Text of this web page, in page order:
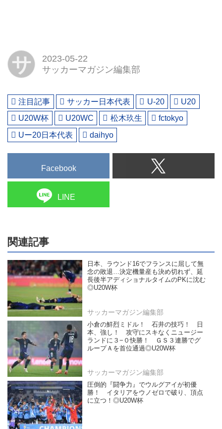
サ
2023-05-22
サッカーマガジン編集部
注目記事 サッカー日本代表 U-20
U20
U20W杯
U20WC 松木玖生
fctokyo
Uー20日本代表
daihyo
Facebook
LINE
関連記事
日本、ラウンド16でフランスに屈して無
念の敗退…決定機量産も決め切れず、延
長後半アディショナルタイムのPKに沈む
◎U20W杯
サッカーマガジン編集部
小倉の鮮烈ミドル！ 石井の技巧！ 日
本、強し！ 攻守にスキなくニュージー
ランドに３−０快勝！ ＧＳ３連勝でグ
ループＡを首位通過◎U20W杯
サッカーマガジン編集部
圧倒的『闘争力』でウルグアイが初優
勝！ イタリアをウノゼロで破り、頂点
に立つ！◎U20W杯